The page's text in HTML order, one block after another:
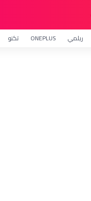
ريلمي ONEPLUS تكنو